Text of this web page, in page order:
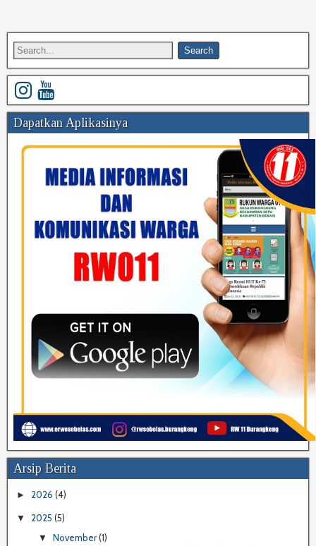
Dapatkan Aplikasinya
Arsip Berita
► 2026 (4)
▼ 2025 (5)
▼ November(1)